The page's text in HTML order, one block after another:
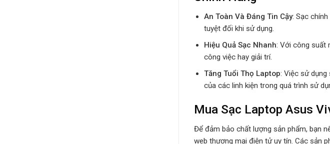
An Toàn Và Đáng Tin Cậy: Sạc
tuyệt đối khi sử dụng.
Hiệu Quả Sạc Nhanh: Với công suất
công việc hay giải trí.
Tăng Tuổi Thọ Laptop: Việc sử dụng
của các linh kiện trong quá trình sử
Mua Sạc Laptop Asus
Để đảm bảo chất lượng sản phẩm, bạn
web thương mại điện tử uy tín. Các sản